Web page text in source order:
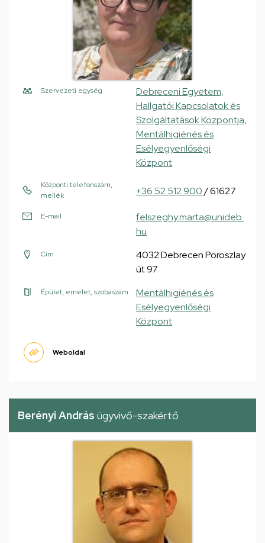
Szervezeti egység
Debreceni Egyetem,
Hallgatói Kapcsolatok és
Szolgáltatások Központja,
Mentálhigiénés és
Esélyegyenlőségi
Központ
Központi telefonszám,
mellék
+36 52 512 900/ 61627
E-mail
felszeghy.marta@unideb.
hu
Cím
4032 Debrecen Poroszlay
út 97
Épület, emelet, szobaszám
Mentálhigiénés és
Esélyegyenlőségi
Központ
Weboldal
Berényi András ügyvivő-szakértő